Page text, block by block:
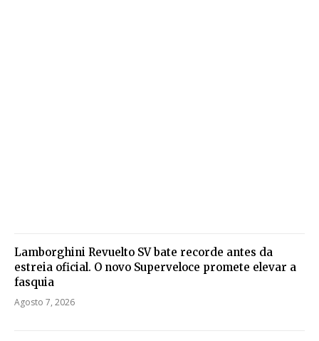
Lamborghini Revuelto SV bate recorde antes da
estreia oficial. O novo Superveloce promete elevar a
fasquia
Agosto 7, 2026